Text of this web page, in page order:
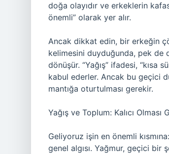
doğa olayıdır ve erkeklerin
önemli” olarak yer alır.
Ancak dikkat edin, bir erkeğin
kelimesini duyduğunda, pek de
dönüşür. “Yağış” ifadesi,
kabul ederler. Ancak bu geçici
mantığa oturtulması gerekir.
Yağış ve Toplum: Kalıcı Olması
Geliyoruz işin en önemli
genel algısı. Yağmur, geçici bir